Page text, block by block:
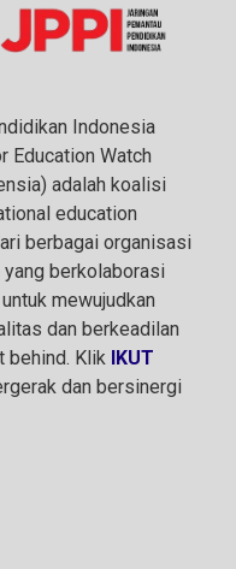
Indonesia
Education Watch
adalah koalisi
education
berbagai organisasi
berkolaborasi
mewujudkan
dan berkeadilan
behind. Klik IKUT
dan bersinergi